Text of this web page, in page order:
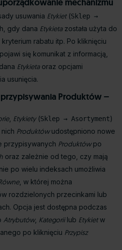
mechanizmu
usuwania Etykiet(Sklep →
gdy dana Etykietazostała użyta do
rabatu itp. Po kliknięciu
się komunikat z informacją,
Etykietaoraz opcjami
usunięcia.
Produktów –
, Etykiety(Sklep → Asortyment)
Produktówudostępniono nowe
przypisywanych Produktówpo
oraz zależnie od tego, czy mają
po wielu indeksach umożliwia
, w której można
rozdzielonych przecinkami lub
Opcja jest dostępna podczas
Atrybutów, Kategoriilub Etykietw
po kliknięciu Przypisz